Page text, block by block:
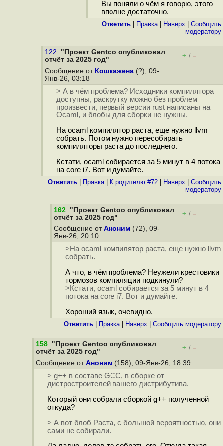
Вы поняли о чём я говорю, этого
вполне достаточно.
Ответить Правка| Наверх
Cообщить
модератору
122. "Проект Gentoo опубликовал
отчёт за 2025 год"
+ / –
Сообщение от Кошкажена (?), 09-
Янв-26, 03:18
> А в чём проблема? Исходники компилятора
доступны, раскрутку можно без проблем
произвести, первый версии rust написаны на
Ocaml, и блобы для сборки не нужны.
На ocaml компилятор раста, еще нужно llvm
собрать. Потом нужно пересобирать
компиляторы раста до последнего.
Кстати, ocaml собирается за 5 минут в 4 потока
на core i7. Вот и думайте.
Ответить Правка| К родителю #72 Наверх
Cообщить
модератору
162. "Проект Gentoo опубликовал
отчёт за 2025 год"
+ / –
Сообщение от Аноним (72), 09-
Янв-26, 20:10
>На ocaml компилятор раста, еще нужно llvm
собрать.
А что, в чём проблема? Неужели крестовики
тормозов компиляции подкинули?
>Кстати, ocaml собирается за 5 минут в 4
потока на core i7. Вот и думайте.
Хороший язык, очевидно.
Ответить Правка| Наверх Cообщить модератору
158. "Проект Gentoo опубликовал
отчёт за 2025 год"
+ / –
Сообщение от Аноним (158), 09-Янв-26, 18:39
> g++ в составе GCC, в сборке от
дистростроителей вашего дистрибутива.
Который они собрали сборкой g++ полученной
откуда?
> А вот блоб Раста, с большой вероятностью, они
сами не собирали.